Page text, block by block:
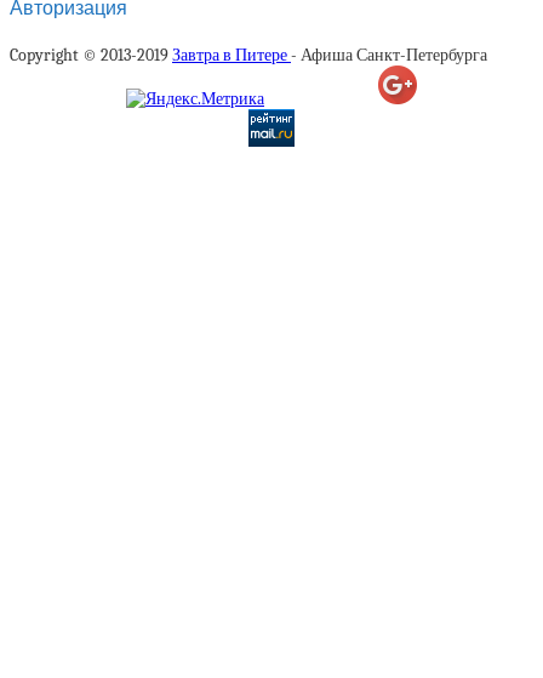
Авторизация
Copyright © 2013-2019Завтра в Питере- Афиша Санкт-Петербурга